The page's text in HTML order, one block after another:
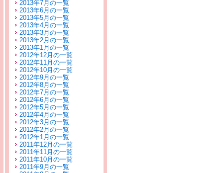
2013年7月の一覧
2013年6月の一覧
2013年5月の一覧
2013年4月の一覧
2013年3月の一覧
2013年2月の一覧
2013年1月の一覧
2012年12月の一覧
2012年11月の一覧
2012年10月の一覧
2012年9月の一覧
2012年8月の一覧
2012年7月の一覧
2012年6月の一覧
2012年5月の一覧
2012年4月の一覧
2012年3月の一覧
2012年2月の一覧
2012年1月の一覧
2011年12月の一覧
2011年11月の一覧
2011年10月の一覧
2011年9月の一覧